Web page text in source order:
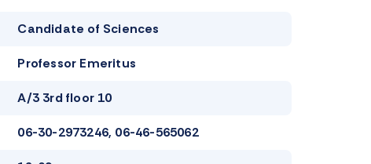
Candidate of Sciences
Professor Emeritus
A/3 3rd floor 10
06-30-2973246, 06-46-565062